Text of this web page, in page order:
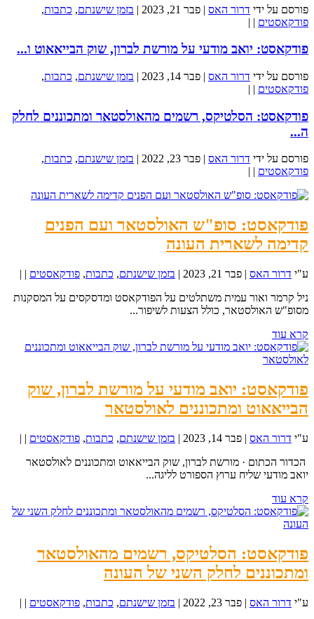
פורסם על ידי דרור האס | פבר 21, 2023 | בזמן שישנתם, כתבות,
פודקאסטים |
|
פודקאסט: יואב מודעי על מורשת לברון, שוק הבייאאוט ו...
פורסם על ידי דרור האס | פבר 14, 2023 | בזמן שישנתם, כתבות,
פודקאסטים |
|
פודקאסט: הסלטיקס, רשמים מהאולסטאר ומתכוננים לחלק
ה...
פורסם על ידי דרור האס פבר 23, 2022 בזמן שישנתם, כתבות,
פודקאסטים
פודקאסט: סופ"ש האולסטאר ועם הפנים
קדימה לשארית העונה
ע"י דרור האס | פבר 21, 2023 | בזמן שישנתם, כתבות, פודקאסטים |
|
ניל קרמר ואור עמית משתלטים על הפודקאסט ומדסקסים על המסקנות
מסופ"ש האולסטאר, כולל הצעות לשיפור...
קרא עוד
פודקאסט: יואב מודעי על מורשת לברון, שוק
הבייאאוט ומתכוננים לאולסטאר
ע"י דרור האס | פבר 14, 2023 | בזמן שישנתם, כתבות, פודקאסטים |
|
הכדור הכתום · מורשת לברון, שוק הבייאאוט ומתכוננים לאולסטאר
יואב מודעי שליח ערוץ הספורט לליגה...
קרא עוד
פודקאסט: הסלטיקס, רשמים מהאולסטאר
ומתכוננים לחלק השני של העונה
ע"י דרור האס | פבר 23, 2022 | בזמן שישנתם, כתבות, פודקאסטים |
|